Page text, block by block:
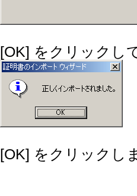
[OK] をクリックし
[OK] をクリックし